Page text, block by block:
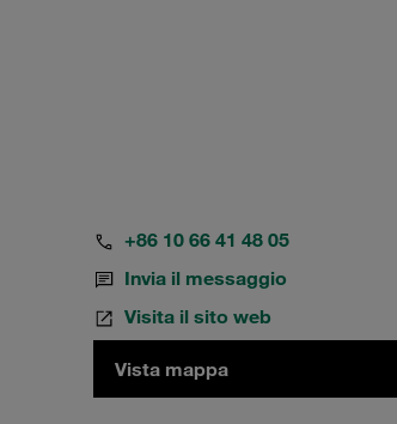
+86 10 66 41 48 05
Invia il messaggio
Visita il sito web
Vista mappa